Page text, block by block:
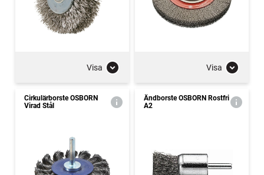
Visa Visa
Cirkulärborste OSBORN
Virad Stål
Ändborste OSBORN Rostfri
A2